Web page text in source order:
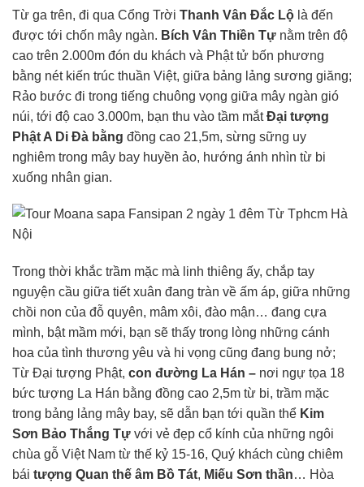
Từ ga trên, đi qua Cổng Trời Thanh Vân Đắc Lộ là đến
được tới chốn mây ngàn. Bích Vân Thiền Tự nằm trên độ
cao trên 2.000m đón du khách và Phật tử bốn phương
bằng nét kiến trúc thuần Việt, giữa bảng lảng sương giăng;
Rảo bước đi trong tiếng chuông vọng giữa mây ngàn gió
núi, tới độ cao 3.000m, bạn thu vào tầm mắtĐại tượng
Phật A Di Đà bằng đồng cao 21,5m, sừng sững uy
nghiêm trong mây bay huyền ảo, hướng ánh nhìn từ bi
xuống nhân gian.
Trong thời khắc trầm mặc mà linh thiêng ấy, chắp tay
nguyện cầu giữa tiết xuân đang tràn về ấm áp, giữa những
chồi non của đỗ quyên, mâm xôi, đào mận… đang cựa
mình, bật mầm mới, bạn sẽ thấy trong lòng những cánh
hoa của tình thương yêu và hi vọng cũng đang bung nở;
Từ Đại tượng Phật, con đường La Hán – nơi ngự tọa 18
bức tượng La Hán bằng đồng cao 2,5m từ bi, trầm mặc
trong bảng lảng mây bay, sẽ dẫn bạn tới quần thể Kim
Sơn Bảo Thắng Tự với vẻ đẹp cổ kính của những ngôi
chùa gỗ Việt Nam từ thế kỷ 15-16, Quý khách cùng chiêm
bái tượng Quan thế âm Bồ Tát, Miếu Sơn thần… Hòa